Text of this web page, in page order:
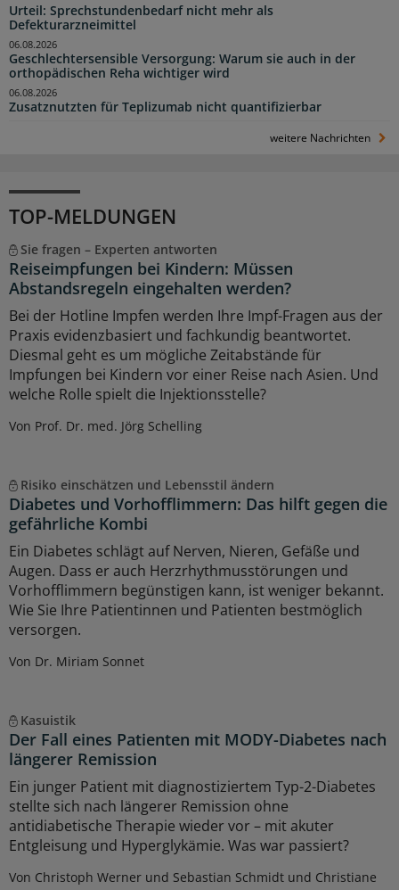
Urteil: Sprechstundenbedarf nicht mehr als
Defekturarzneimittel
Geschlechtersensible Versorgung: Warum sie auch in der
orthopädischen Reha wichtiger wird
06.08.2026
Zusatznutzten für Teplizumab nicht quantifizierbar
06.08.2026
weitere Nachrichten
TOP-MELDUNGEN
Sie fragen – Experten antworten
Reiseimpfungen bei Kindern: Müssen
Abstandsregeln eingehalten werden?
Bei der Hotline Impfen werden Ihre Impf-Fragen aus der
Praxis evidenzbasiert und fachkundig beantwortet.
Diesmal geht es um mögliche Zeitabstände für
Impfungen bei Kindern vor einer Reise nach Asien. Und
welche Rolle spielt die Injektionsstelle?
Von Prof. Dr. med. Jörg Schelling
Risiko einschätzen und Lebensstil ändern
Diabetes und Vorhofflimmern: Das hilft gegen die
gefährliche Kombi
Ein Diabetes schlägt auf Nerven, Nieren, Gefäße und
Augen. Dass er auch Herzrhythmusstörungen und
Vorhofflimmern begünstigen kann, ist weniger bekannt.
Wie Sie Ihre Patientinnen und Patienten bestmöglich
versorgen.
Von Dr. Miriam Sonnet
Kasuistik
Der Fall eines Patienten mit MODY-Diabetes nach
längerer Remission
Ein junger Patient mit diagnostiziertem Typ-2-Diabetes
stellte sich nach längerer Remission ohne
antidiabetische Therapie wieder vor – mit akuter
Entgleisung und Hyperglykämie. Was war passiert?
Von Christoph Werner und Sebastian Schmidt und Christiane